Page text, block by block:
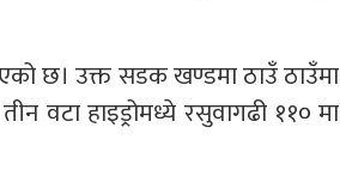
छ। उक्त सडक खण्डमा ठाउँ ठाउँमा
वटा हाइड्रोमध्ये रसुवागढी ११० मा